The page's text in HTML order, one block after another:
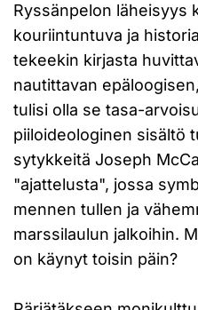
Ryssänpelon läheisyys
kouriintuntuva ja
tekeekin kirjasta
nautittavan
tulisi olla se tasa-
piiloideologinen sisältö
sytykkeitä Joseph
"ajattelusta", jossa
mennen tullen ja
marssilaulun jalkoihin.
on käynyt toisin päin?